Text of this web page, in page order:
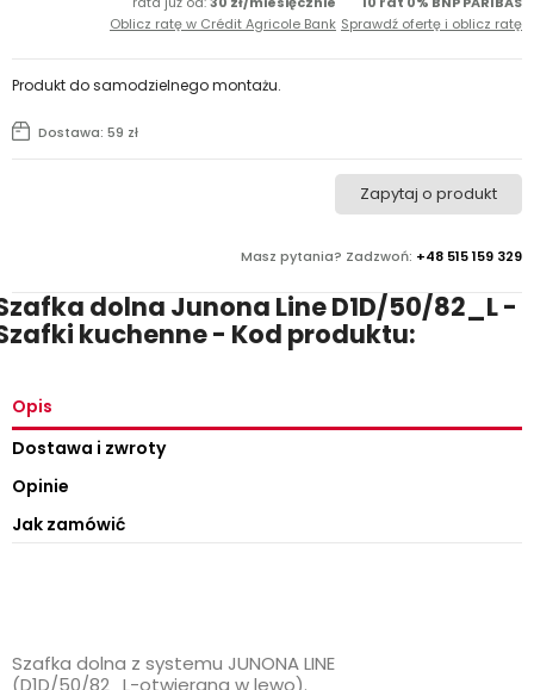
Oblicz ratę w Crédit Agricole Bank Sprawdź ofertę i oblicz ratę
Masz pytania? Zadzwoń: +48 515 159 329
Zapytaj o produkt
Dostawa: 59 zł
Produkt do samodzielnego montażu.
dolna Junona Line D1D/50/82_L -
kuchenne - Kod produktu:
Opis
Dostawa i zwroty
Opinie
Jak zamówić
Szafka dolna z systemu JUNONA LINE
(D1D/50/82_L-otwierana w lewo).